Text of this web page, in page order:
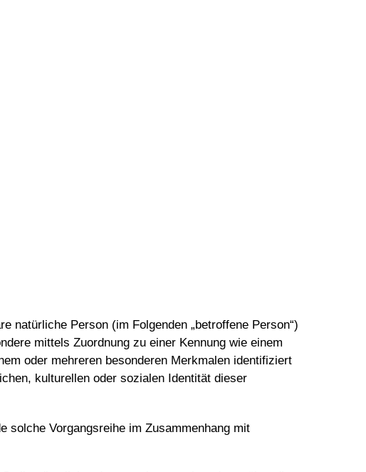
natürliche Person (im Folgenden „betroffene Person“)
mittels Zuordnung zu einer Kennung wie einem
oder mehreren besonderen Merkmalen identifiziert
kulturellen oder sozialen Identität dieser
solche Vorgangsreihe im Zusammenhang mit